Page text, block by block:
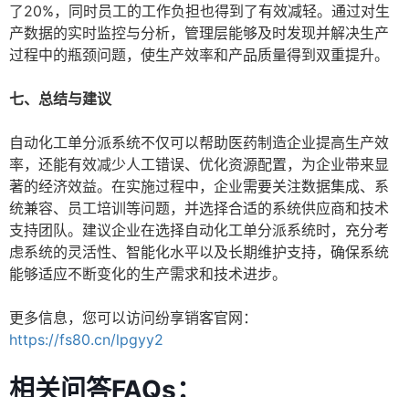
了20%，同时员工的工作负担也得到了有效减轻。通过对生
产数据的实时监控与分析，管理层能够及时发现并解决生产
过程中的瓶颈问题，使生产效率和产品质量得到双重提升。
七、总结与建议
自动化工单分派系统不仅可以帮助医药制造企业提高生产效
率，还能有效减少人工错误、优化资源配置，为企业带来显
著的经济效益。在实施过程中，企业需要关注数据集成、系
统兼容、员工培训等问题，并选择合适的系统供应商和技术
支持团队。建议企业在选择自动化工单分派系统时，充分考
虑系统的灵活性、智能化水平以及长期维护支持，确保系统
能够适应不断变化的生产需求和技术进步。
更多信息，您可以访问纷享销客官网：
https://fs80.cn/lpgyy2
相关问答FAQs：